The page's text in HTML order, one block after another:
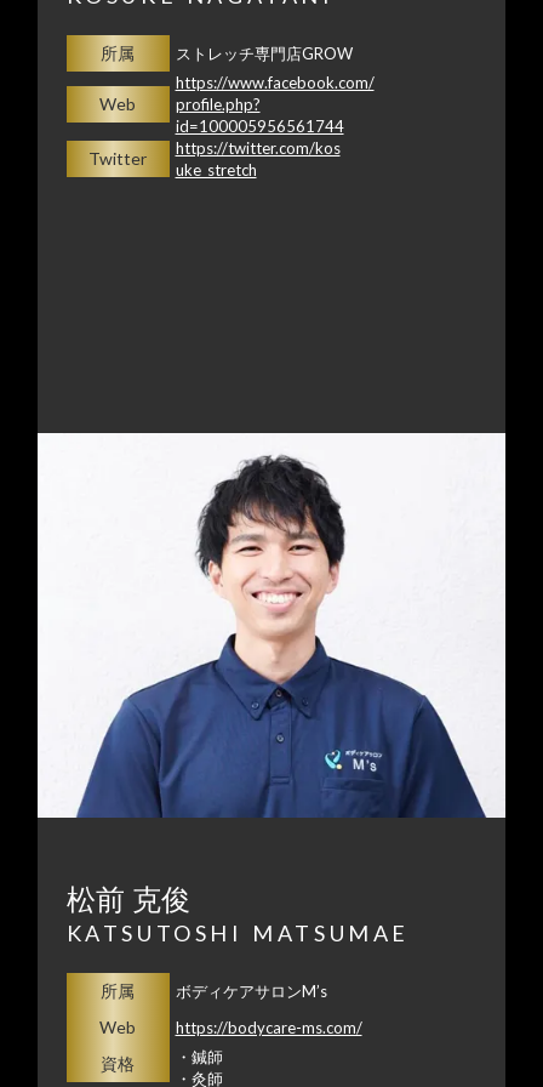
所属 ストレッチ専門店GROW
Web
https://www.facebook.com/
profile.php?
id=100005956561744
Twitter
https://twitter.com/kos
uke_stretch
松前 克俊
KATSUTOSHI MATSUMAE
所属 ボディケアサロンM’s
Web https://bodycare-ms.com/
資格
・鍼師
・灸師